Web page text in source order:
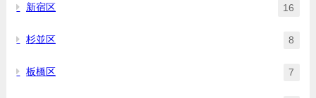
新宿区 16
杉並区 8
板橋区 7